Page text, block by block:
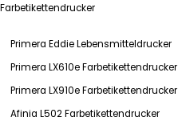
Farbetikettendrucker
Primera Eddie Lebensmitteldrucker
Primera LX610e Farbetikettendrucker
Primera LX910e Farbetikettendrucker
Afinia L502 Farbetikettendrucker